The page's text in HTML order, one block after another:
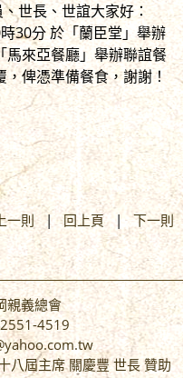
世長、世誼大家好：
30分 於「蘭臣堂」舉辦
馬來亞餐廳」舉辦聯誼餐
俾憑準備餐食，謝謝！
一則|回上頁|下一則
親義總會
2551-4519
八屆主席 關慶豐 世長 贊助